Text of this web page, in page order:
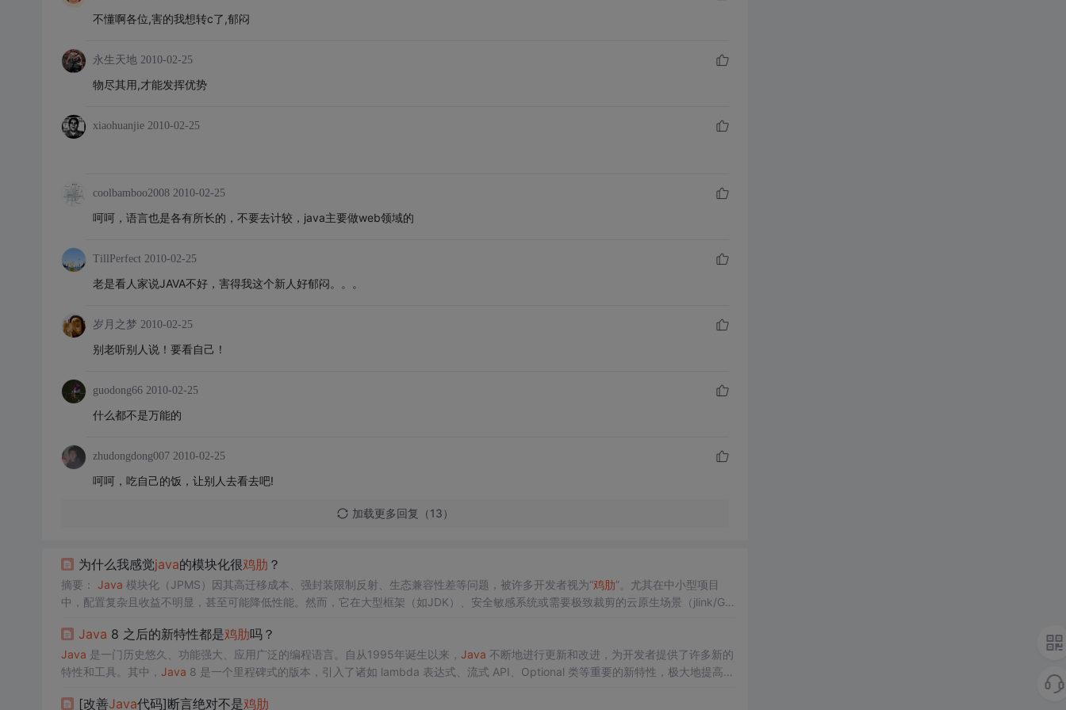
不懂啊各位,害的我想转c了,郁闷
永生天地 2010-02-25
物尽其用,才能发挥优势
xiaohuanjie 2010-02-25
coolbamboo2008 2010-02-25
呵呵，语言也是各有所长的，不要去计较，java主要做web领域的
TillPerfect 2010-02-25
老是看人家说JAVA不好，害得我这个新人好郁闷。。。
岁月之梦 2010-02-25
别老听别人说！要看自己！
guodong66 2010-02-25
什么都不是万能的
zhudongdong007 2010-02-25
呵呵，吃自己的饭，让别人去看去吧!
加载更多回复（13）
为什么我感觉java的模块化很鸡肋 ？
摘要： Java 模块化（JPMS）因其高迁移成本、强封装限制反射、生态兼容性差等问题，被许多开发者视为“鸡肋”。尤其在中小型项目
中，配置复杂且收益不明显，甚至可能降低性能。然而，它在大型框架（如JDK）、安全敏感系统或需要极致裁剪的云原生场景（jlink/Gra
基础设施而非通用工具，其适用性高度依赖具体场景。
Java 8 之后的新特性都是鸡肋吗？
Java 是一门历史悠久、功能强大、应用广泛的编程语言。自从1995年诞生以来， Java 不断地进行更新和改进，为开发者提供了许多新的
特性和工具。其中， Java 8 是一个里程碑式的版本，引入了诸如 lambda 表达式、流式 API、Optional 类等重要的新特性，极大地提高了
了同样令人惊喜的新特性呢？
[改善Java代码]断言绝对不是鸡肋